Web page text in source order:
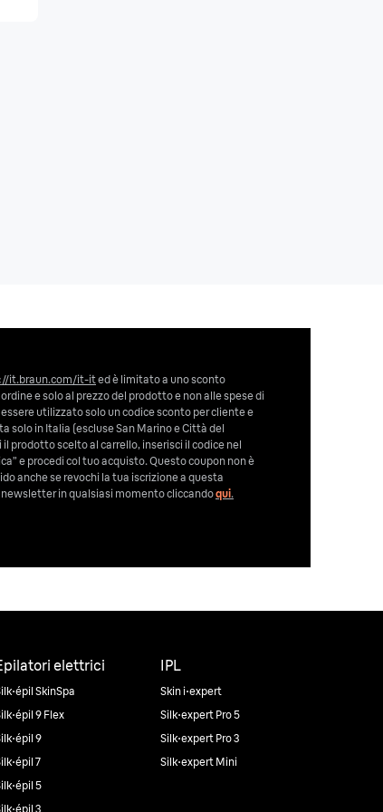
it.braun.com/it-ited è limitato a uno sconto
e solo al prezzo del prodotto e non alle spese di
utilizzato solo un codice sconto per cliente e
solo in Italia (escluse San Marino e Città del
prodotto scelto al carrello, inserisci il codice nel
e procedi col tuo acquisto. Questo coupon non è
anche se revochi la tua iscrizione a questa
in qualsiasi momento cliccandoqui.
elettrici
SkinSpa
9 Flex
9
7
5
3
IPL
Skin i·expert
Silk·expert Pro 5
Silk·expert Pro 3
Silk·expert Mini